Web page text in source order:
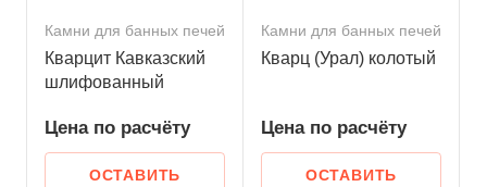
Камни для банных печей
Кварцит Кавказский
шлифованный
Цена по расчёту
ОСТАВИТЬ
Камни для банных печей
Кварц (Урал) колотый
Цена по расчёту
ОСТАВИТЬ